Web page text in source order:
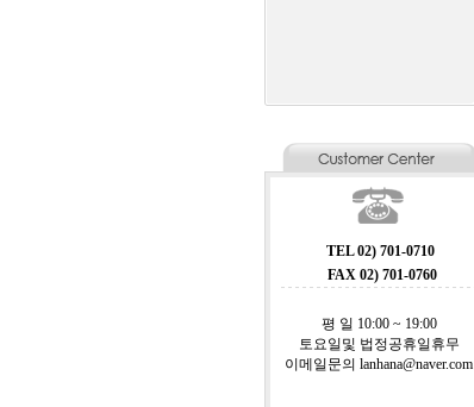
TEL 02) 701-0710
FAX 02) 701-0760
평 일 10:00 ~ 19:00
토요일및 법정공휴일휴무
이메일문의 lanhana@naver.com